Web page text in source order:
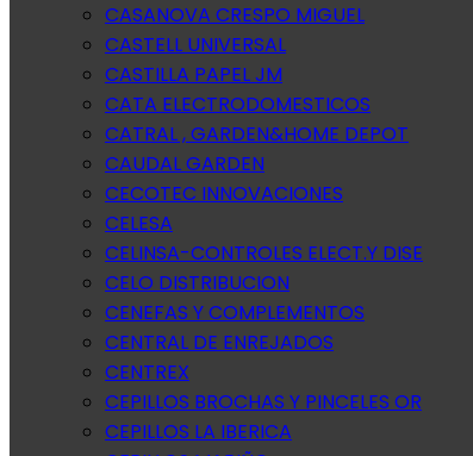
CASANOVA CRESPO MIGUEL
CASTELL UNIVERSAL
CASTILLA PAPEL JM
CATA ELECTRODOMESTICOS
CATRAL , GARDEN&HOME DEPOT
CAUDAL GARDEN
CECOTEC INNOVACIONES
CELESA
CELINSA-CONTROLES ELECT.Y DISE
CELO DISTRIBUCION
CENEFAS Y COMPLEMENTOS
CENTRAL DE ENREJADOS
CENTREX
CEPILLOS BROCHAS Y PINCELES OR
CEPILLOS LA IBERICA